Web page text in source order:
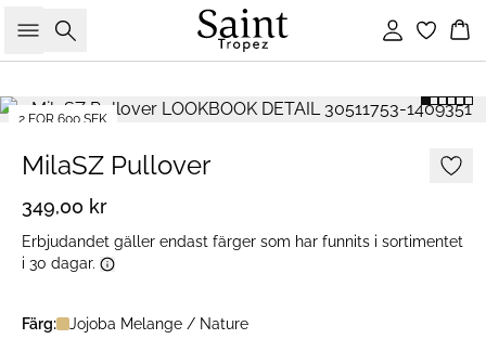
Sök Logga in
2 FOR 600 SEK
MilaSZ Pullover
349,00 kr
Erbjudandet gäller endast färger som har funnits i sortimentet
i 30 dagar.
Färg: Jojoba Melange / Nature